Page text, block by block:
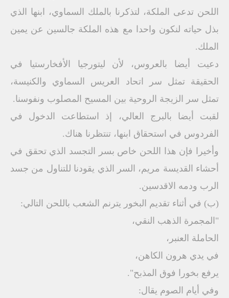
اللحن تدعى الملكة، لتذكرنا بالملك السماوي، ابنها الذي
بذل حياته لنكون واحدا مع هذه الملكة جالسين عن يمين
الملك.
دعيت أيضا بالعروس، لأن ليتورجيا الأفخارستيا في
الحقيقة تمثل سر اتحاد العريس السماوي والكنيسة،
تمثل سر الزيجة الروحية بين المسيح المصلوب ونفوسنا.
لقبت أيضا بالبرج العالي، إذ استطاعت الدخول في
الفردوس في استحقاق ابنها، تنتظرنا هناك.
وأخيرا فإن هذا اللحن خاص بسر التجسد الذي تحقق في
أحشاء القديسة مريم، السر الذي يقودنا للتناول من جسد
الرب ودمه الاقدسين.
(ب) في أثناء تقديم البخور يترنم الشعب باللحن التالي:
"المجمرة الذهب النقي،
الحاملة العنبر،
في يدي هرون الكاهن،
يرفع بخورا فوق المذبح".
وفي أيام الصوم يقال: